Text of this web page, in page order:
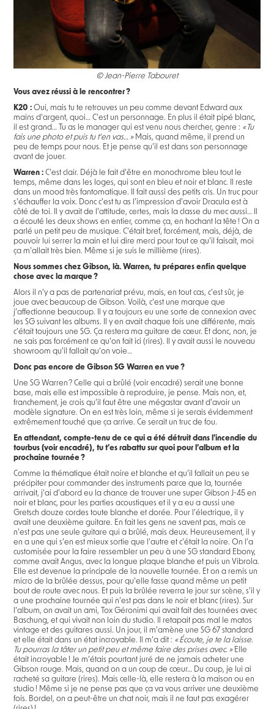
© Jean-Pierre Tabouret
Vous avez réussi à le rencontrer ?
K20 :Oui, mais tu te retrouves un peu comme devant Edward aux
mains d’argent, quoi… C’est un personnage. En plus il était pipé blanc,
il est grand… Tu as le manager qui est venu nous chercher, genre : « Tu
fais une photo et puis tu t’en vas… »Mais, quand même, il prend un
peu de temps pour nous. Et je pense qu’il est dans son personnage
avant de jouer.
Warren :C’est clair. Déjà le fait d’être en monochrome bleu tout le
temps, même dans les loges, qui sont en bleu et noir et blanc. Il reste
dans un mood très fantomatique. Il fait aussi des petits cris. Un truc pour
s’échauffer la voix. Donc c’est tu as l’impression d’avoir Dracula est à
côté de toi. Il y avait de l’attitude, certes, mais la classe du mec aussi… Il
a écouté les deux shows en entier, comme ça, en hochant la tête ! On a
parlé un petit peu de musique. C’était bref, forcément, mais, déjà, de
pouvoir lui serrer la main et lui dire merci pour tout ce qu’il faisait, moi
ça m’allait très bien. Même si je suis le millième (rires).
Nous sommes chez Gibson, là. Warren, tu prépares enfin quelque
chose avec la marque ?
Alors il n’y a pas de partenariat prévu, mais, en tout cas, c’est sûr, je
joue avec beaucoup de Gibson. Voilà, c’est une marque que
j’affectionne beaucoup. Il y a toujours eu une sorte de connexion avec
les SG suivant les albums. Il y en avait chaque fois une différente, mais
c’était toujours une SG. Ça restera ma guitare de cœur. Et donc, non, je
ne sais pas forcément ce qu’on fait ici (rires). Il y avait aussi le nouveau
showroom qu’il fallait qu’on voie…
Donc pas encore de Gibson SG Warren en vue ?
Une SG Warren ? Celle qui a brûlé (voir encadré) serait une bonne
base, mais elle est impossible à reproduire, je pense. Mais non, et,
franchement, je crois qu’il faut être une mégastar avant d’avoir un
modèle signature. On en est très loin, même si je serais évidemment
extrêmement touché que ça arrive. Ce serait un truc de fou.
En attendant, compte-tenu de ce qui a été détruit dans l’incendie du
tourbus (voir encadré), tu t’es rabattu sur quoi pour l’album et la
prochaine tournée ?
Comme la thématique était noire et blanche et qu’il fallait un peu se
précipiter pour commander des instruments parce que la, tournée
arrivait, j’ai d’abord eu la chance de trouver une super Gibson J-45 en
noir et blanc, pour les parties acoustiques et il y a eu a aussi une
Gretsch douze cordes toute blanche et dorée. Pour l’électrique, il y
avait une deuxième guitare. En fait les gens ne savent pas, mais ce
n’est pas une seule guitare qui a brûlé, mais deux. Heureusement, il y
en a une qui s’en est mieux sortie que l’autre et c’était la noire. On l’a
customisée pour la faire ressembler un peu à une SG standard Ebony,
comme avait Angus, avec la longue plaque blanche et puis un Vibrola.
Elle est devenue la principale de la nouvelle tournée. Et on a remis un
micro de la brûlée dessus, pour qu’elle fasse quand même un petit
bout de route avec nous. Et puis la brûlée reverra le jour sur scène, s’il y
a une prochaine tournée qui n’est pas dans le noir et blanc (rires). Sur
l’album, on avait un ami, Tox Géronimi qui avait fait des tournées avec
Baschung, et qui vivait non loin du studio. Il retapait pas mal le matos
vintage et des guitares aussi. Un jour, il m’amène une SG 67 standard
et elle était dans un état incroyable. Il m’a dit : « Écoute, je te la laisse.
Tu pourras la tâter un petit peu et même faire des prises avec. »Elle
était incroyable ! Je m’étais pourtant juré de ne jamais acheter une
Gibson rouge. Mais, quand on a un coup de cœur… Du coup, je lui ai
racheté sa guitare (rires). Mais celle-là, elle restera à la maison ou en
studio ! Même si je ne pense pas que ça va vous arriver une deuxième
fois. Bordel, on a peut-être un chat noir, mais il ne faut pas exagérer